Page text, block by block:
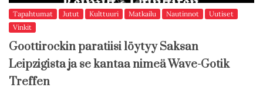
Tapahtumat Jutut Kulttuuri Matkailu Nautinnot
Uutiset
Vinkit
Goottirockin paratiisi löytyy Saksan
Leipzigista ja se kantaa nimeä Wave-Gotik
Treffen